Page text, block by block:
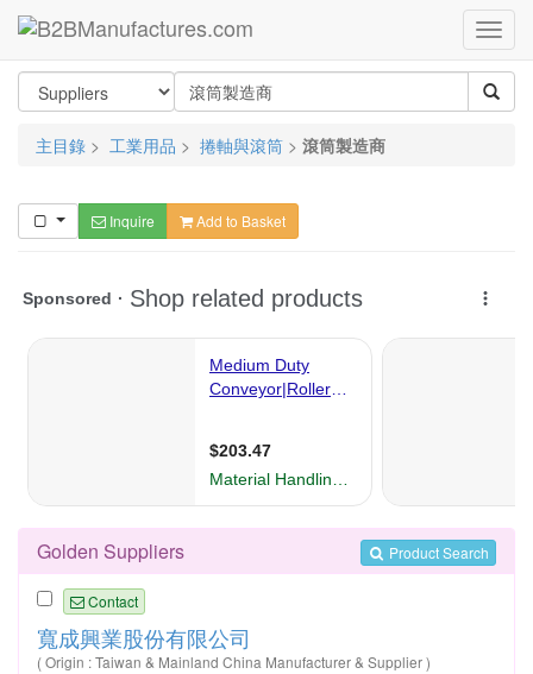
主目錄 > 工業用品 > 捲軸與滾筒 > 滾筒製造商
Inquire Add to Basket
Product Search
Golden Suppliers
Contact
寬成興業股份有限公司
( Origin : Taiwan & Mainland China Manufacturer & Supplier )